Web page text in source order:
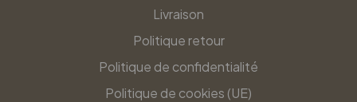
Livraison
Politique retour
Politique de confidentialité
Politique de cookies (UE)